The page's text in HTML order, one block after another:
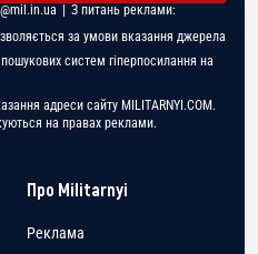
| З питань реклами:
за умови вказання джерела
систем гіперпосилання на
адреси сайту MILITARNYI.COM.
на правах реклами.
Про Militarnyi
Реклама